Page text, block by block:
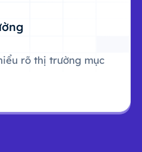
rõ thị trường mục